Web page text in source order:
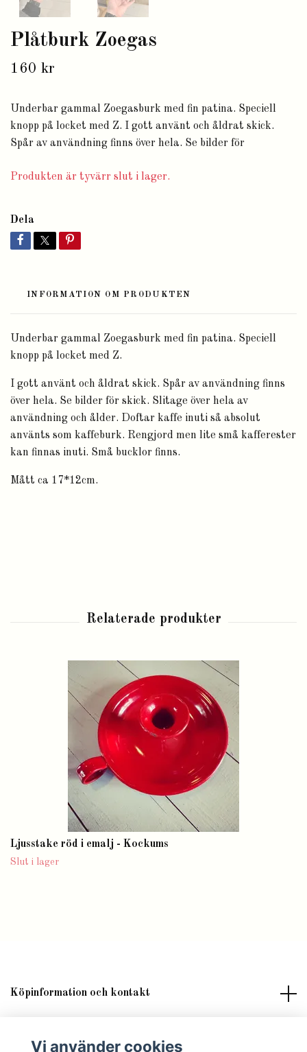
Plåtburk Zoegas
160 kr
Underbar gammal Zoegasburk med fin patina. Speciell
knopp på locket med Z. I gott använt och åldrat skick.
Spår av användning finns över hela. Se bilder för
Produkten är tyvärr slut i lager.
Dela
INFORMATION OM PRODUKTEN
Underbar gammal Zoegasburk med fin patina. Speciell
knopp på locket med Z.
I gott använt och åldrat skick. Spår av användning finns
över hela. Se bilder för skick. Slitage över hela av
användning och ålder. Doftar kaffe inuti så absolut
använts som kaffeburk. Rengjord men lite små kafferester
kan finnas inuti. Små bucklor finns.
Mått ca 17*12cm.
Ljusstake röd i emalj - Kockums
Slut i lager
Köpinformation och kontakt
Vi använder cookies